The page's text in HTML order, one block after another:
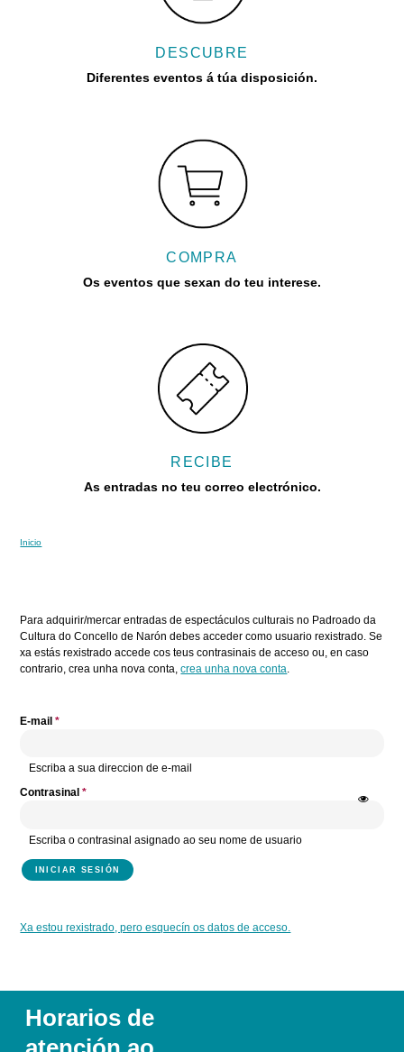
DESCUBRE
Diferentes eventos á túa disposición.
COMPRA
Os eventos que sexan do teu interese.
RECIBE
As entradas no teu correo electrónico.
Vostede está aquí
Inicio
Para adquirir/mercar entradas de espectáculos culturais no Padroado da
Cultura do Concello de Narón debes acceder como usuario rexistrado. Se
xa estás rexistrado accede cos teus contrasinais de acceso ou, en caso
contrario, crea unha nova conta,crea unha nova conta
E-mail*
Escriba a sua direccion de e-mail
Contrasinal*
Escriba o contrasinal asignado ao seu nome de usuario
Xa estou rexistrado, pero esquecín os datos de acceso.
Horarios de